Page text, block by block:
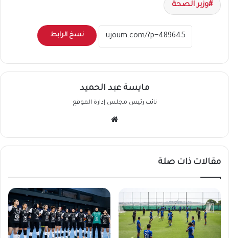
وزير الصحة
نسخ الرابط
مايسة عبد الحميد
نائب رئيس مجلس إدارة الموقع
مقالات ذات صلة